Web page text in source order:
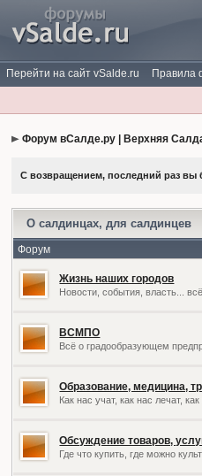
Перейти на сайт vSalde.ru Правила
Форум вСалде.ру | Верхняя
С возвращением, последний раз вы
О салдинцах, для салдинцев
Форум
Жизнь наших городов
Новости, события, власть...
ВСМПО
Всё о градообразующем
Образование, медицина,
Как нас учат, как нас лечат,
Обсуждение товаров,
Где что купить, где можно